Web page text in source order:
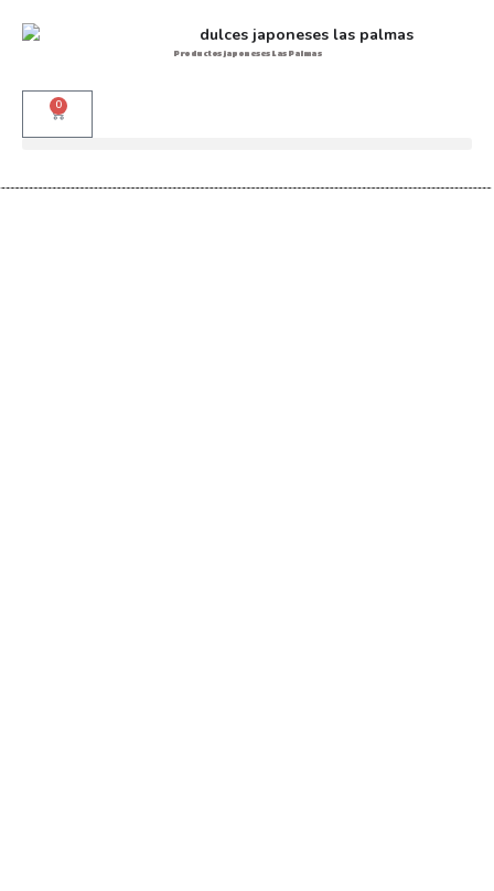
Productos japoneses Las Palmas
0